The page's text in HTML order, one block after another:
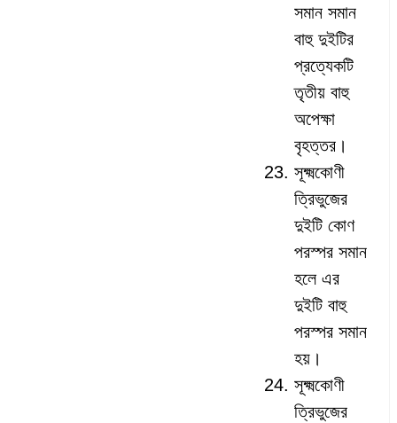
সমান সমান
বাহু দুইটির
প্রত্যেকটি
তৃতীয় বাহু
অপেক্ষা
বৃহত্তর।
সূক্ষ্মকোণী
ত্রিভুজের
দুইটি কোণ
পরস্পর সমান
হলে এর
দুইটি বাহু
পরস্পর সমান
হয়।
সূক্ষ্মকোণী
ত্রিভুজের